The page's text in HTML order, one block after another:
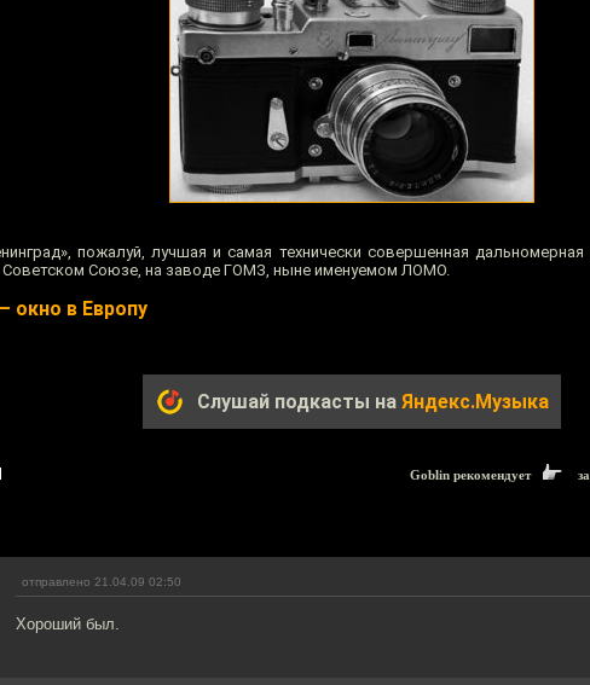
пожалуй, лучшая и самая технически совершенная
Советском Союзе, на заводе ГОМЗ, ныне именуемом ЛОМО.
окно в Европу
Слушай подкасты на Яндекс.Музыка
Goblin рекомендует
отправлено 21.04.09 02:50
Хороший был.